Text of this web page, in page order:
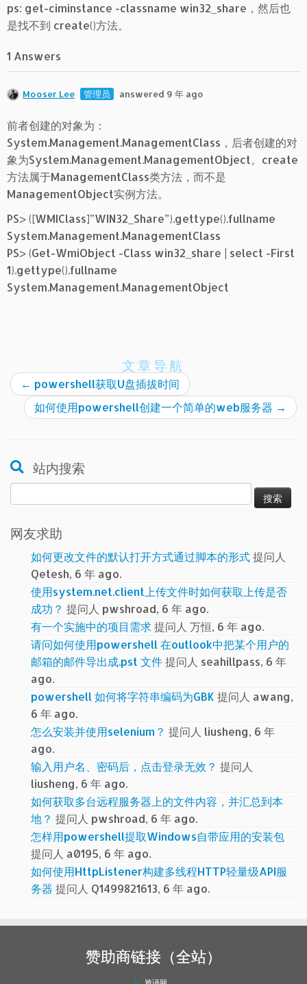
ps: get-ciminstance -classname win32_share，然后也
是找不到 create()方法。
1 Answers
Mooser Lee 管理员 answered 9 年 ago
前者创建的对象为：
System.Management.ManagementClass，后者创建的对
象为System.Management.ManagementObject。create
方法属于ManagementClass类方法，而不是
ManagementObject实例方法。
PS> ([WMIClass]”WIN32_Share”).gettype().fullname
System.Management.ManagementClass
PS> (Get-WmiObject -Class win32_share | select -First
1).gettype().fullname
System.Management.ManagementObject
文章导航
← powershell获取U盘插拔时间
如何使用powershell创建一个简单的web服务器 →
站内搜索
索：
网友求助
如何更改文件的默认打开方式通过脚本的形式提问人
Qetesh, 6 年 ago.
使用system.net.client上传文件时如何获取上传是否
成功？ 提问人 pwshroad, 6 年 ago.
有一个实施中的项目需求提问人 万恒, 6 年 ago.
请问如何使用powershell 在outlook中把某个用户的
邮箱的邮件导出成.pst 文件提问人 seahillpass, 6 年
ago.
powershell 如何将字符串编码为GBK 提问人 awang,
6 年 ago.
怎么安装并使用selenium？ 提问人 liusheng, 6 年
ago.
输入用户名、密码后，点击登录无效？ 提问人
liusheng, 6 年 ago.
如何获取多台远程服务器上的文件内容，并汇总到本
地？ 提问人 pwshroad, 6 年 ago.
怎样用powershell提取Windows自带应用的安装包
提问人 a0195, 6 年 ago.
如何使用HttpListener构建多线程HTTP轻量级API服
务器 提问人 Q1499821613, 6 年 ago.
赞助商链接（全站）